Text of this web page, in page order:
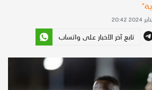
تابع آخر الأخبار على واتساب